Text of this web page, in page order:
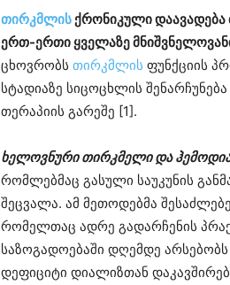
თირკმლის ქრონიკული დაავადება
ერთ-ერთი ყველაზე
ცხოვრობს თირკმლის ფუნქციის
სტადიაზე სიცოცხლის
თერაპიის გარეშე [1].
ხელოვნური თირკმელი და
რომლებმაც გასული საუკუნის
შეცვალა. ამ მეთოდებმა
რომელთაც ადრე გადარჩენის
საზოგადოებაში დღემდე
დეფიციტი დიალიზთან